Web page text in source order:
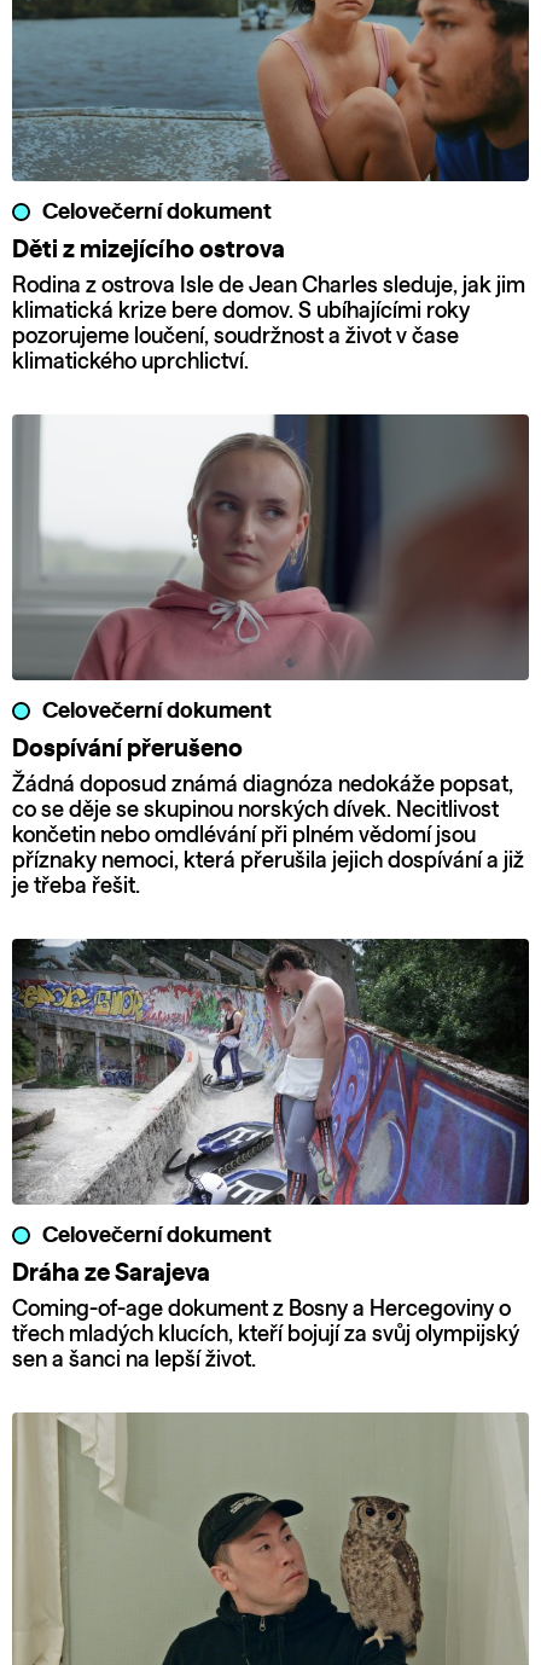
Celovečerní dokument
Děti z mizejícího ostrova
Rodina z ostrova Isle de Jean Charles sleduje, jak jim
klimatická krize bere domov. S ubíhajícími roky
pozorujeme loučení, soudržnost a život v čase
klimatického uprchlictví.
Celovečerní dokument
Dospívání přerušeno
Žádná doposud známá diagnóza nedokáže popsat,
co se děje se skupinou norských dívek. Necitlivost
končetin nebo omdlévání při plném vědomí jsou
příznaky nemoci, která přerušila jejich dospívání a již
je třeba řešit.
Celovečerní dokument
Dráha ze Sarajeva
Coming-of-age dokument z Bosny a Hercegoviny o
třech mladých klucích, kteří bojují za svůj olympijský
sen a šanci na lepší život.